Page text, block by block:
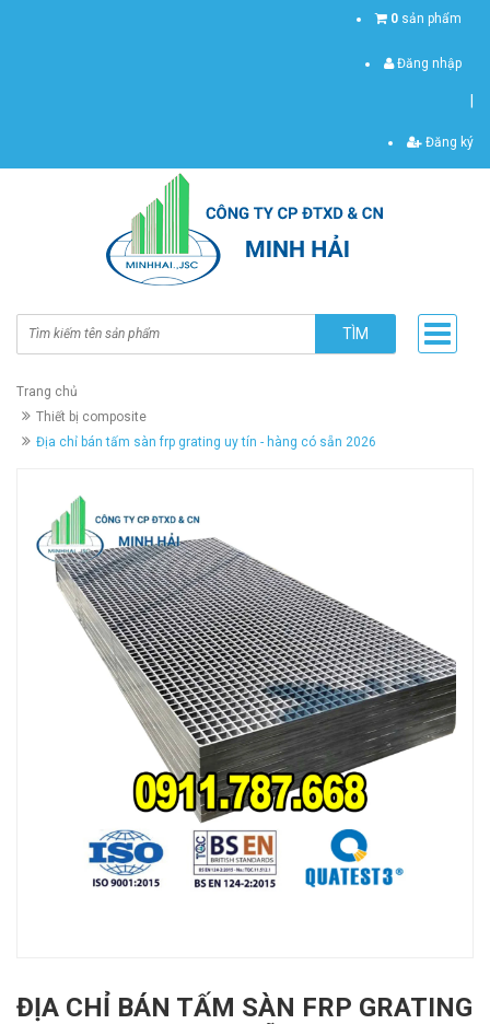
0 sản phẩm
Đăng nhập
Đăng ký
TÌM
Trang chủ
Thiết bị composite
Địa chỉ bán tấm sàn frp grating uy tín - hàng có sẵn 2026
ĐỊA CHỈ BÁN TẤM SÀN FRP GRATING